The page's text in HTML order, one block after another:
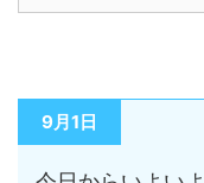
9月1日